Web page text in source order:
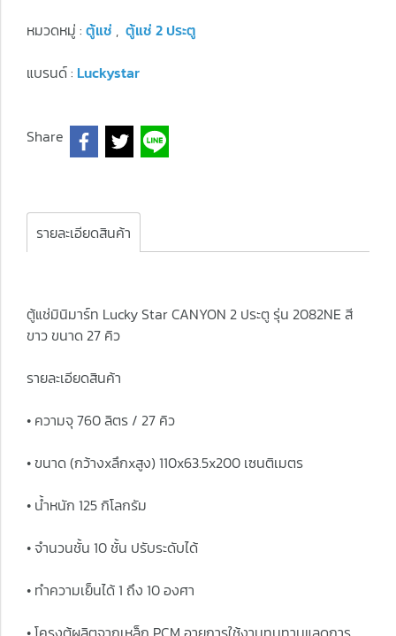
หมวดหมู่ : ตู้แช่ , ตู้แช่ 2 ประตู
แบรนด์ : Luckystar
Share
รายละเอียดสินค้า
ตู้แช่มินิมาร์ท Lucky Star CANYON 2 ประตู รุ่น 2082NE สี
ขาว ขนาด 27 คิว
รายละเอียดสินค้า
• ความจุ 760 ลิตร / 27 คิว
• ขนาด (กว้างxลึกxสูง) 110x63.5x200 เซนติเมตร
• น้ำหนัก 125 กิโลกรัม
• จำนวนชั้น 10 ชั้น ปรับระดับได้
• ทำความเย็นได้ 1 ถึง 10 องศา